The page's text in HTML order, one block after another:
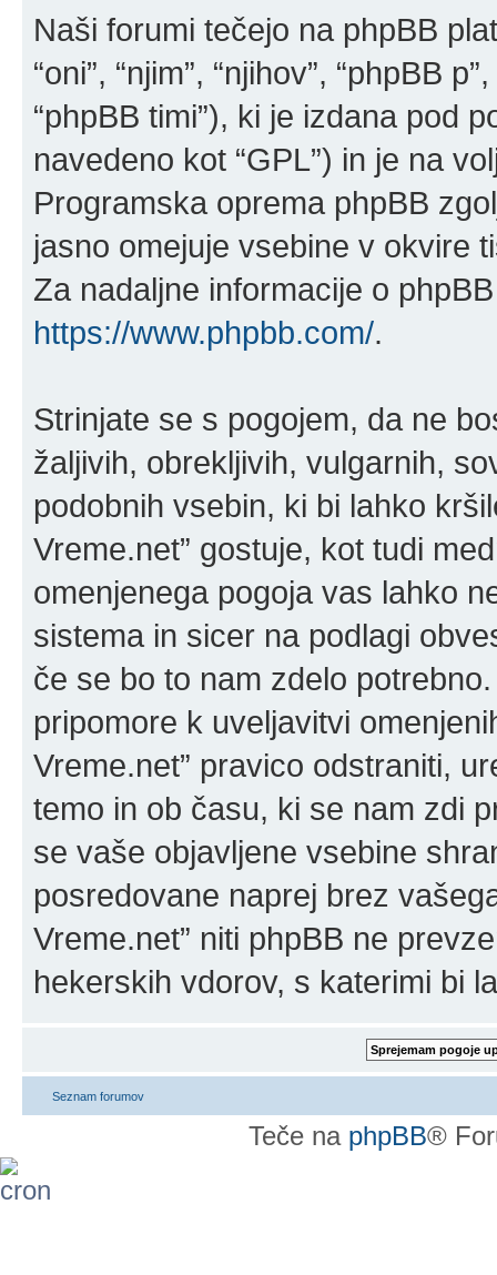
Naši forumi tečejo na phpBB
“oni”, “njim”, “njihov”, “phpBB
“phpBB timi”), ki je izdana pod
navedeno kot “GPL”) in je na
Programska oprema phpBB
jasno omejuje vsebine v okvire
Za nadaljne informacije o
https://www.phpbb.com/.
Strinjate se s pogojem, da ne
žaljivih, obrekljivih, vulgarnih,
podobnih vsebin, ki bi lahko
Vreme.net” gostuje, kot tudi
omenjenega pogoja vas lahko
sistema in sicer na podlagi
če se bo to nam zdelo
pripomore k uveljavitvi
Vreme.net” pravico odstraniti,
temo in ob času, ki se nam zdi
se vaše objavljene vsebine
posredovane naprej brez
Vreme.net” niti phpBB ne
hekerskih vdorov, s katerimi bi
Seznam forumov
Teče na phpBB®